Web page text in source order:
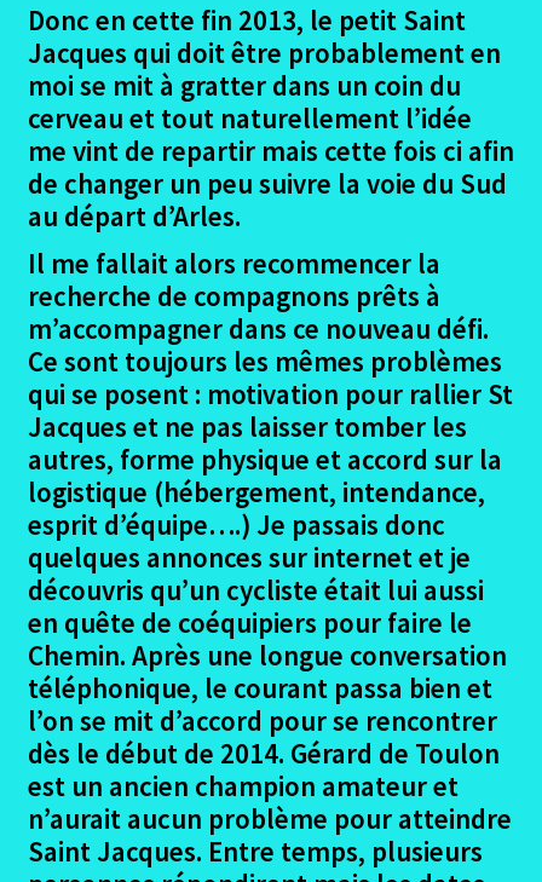
Conclusion camino Aragones
Documents divers camino Aragones
le
menu
Irun – Santiago en 2015
Ouvrir
Lisbonne – Santiago en 2016
menu
enfant
Madrid – Santiago en 2017
Ouvrir
menu
enfant
Seville – Santiago en 2018
Ouvrir
le
enfant
Eurovelo6
Ouvrir
le
menu
Autres trajets VTT
Ouvrir
enfant
Randonnées pédestres
Ouvrir
le
enfant
Me contacter
Donc en cette fin 2013, le petit Saint
Jacques qui doit être probablement en
moi se mit à gratter dans un coin du
cerveau et tout naturellement l’idée
me vint de repartir mais cette fois ci afin
de changer un peu suivre la voie du Sud
au départ d’Arles.
Il me fallait alors recommencer la
recherche de compagnons prêts à
m’accompagner dans ce nouveau défi.
Ce sont toujours les mêmes problèmes
qui se posent : motivation pour rallier St
Jacques et ne pas laisser tomber les
autres, forme physique et accord sur la
logistique (hébergement, intendance,
esprit d’équipe….) Je passais donc
quelques annonces sur internet et je
découvris qu’un cycliste était lui aussi
en quête de coéquipiers pour faire le
Chemin. Après une longue conversation
téléphonique, le courant passa bien et
l’on se mit d’accord pour se rencontrer
dès le début de 2014. Gérard de Toulon
est un ancien champion amateur et
n’aurait aucun problème pour atteindre
Saint Jacques. Entre temps, plusieurs